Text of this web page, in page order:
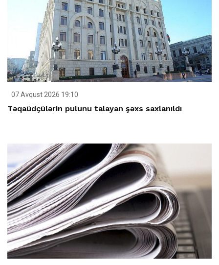
07 Avqust 2026 19:10
Təqaüdçülərin pulunu talayan şəxs saxlanıldı